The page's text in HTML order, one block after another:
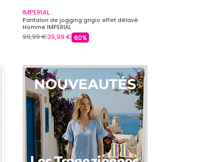
IMPERIAL
Pantalon de jogging grigio effet délavé
Homme IMPERIAL
99,99 €39,99 € 60%